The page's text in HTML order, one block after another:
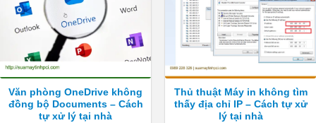
Văn phòng OneDrive không
đồng bộ Documents – Cách
tự xử lý tại nhà
Thủ thuật Máy in không tìm
thấy địa chỉ IP – Cách tự xử
lý tại nhà